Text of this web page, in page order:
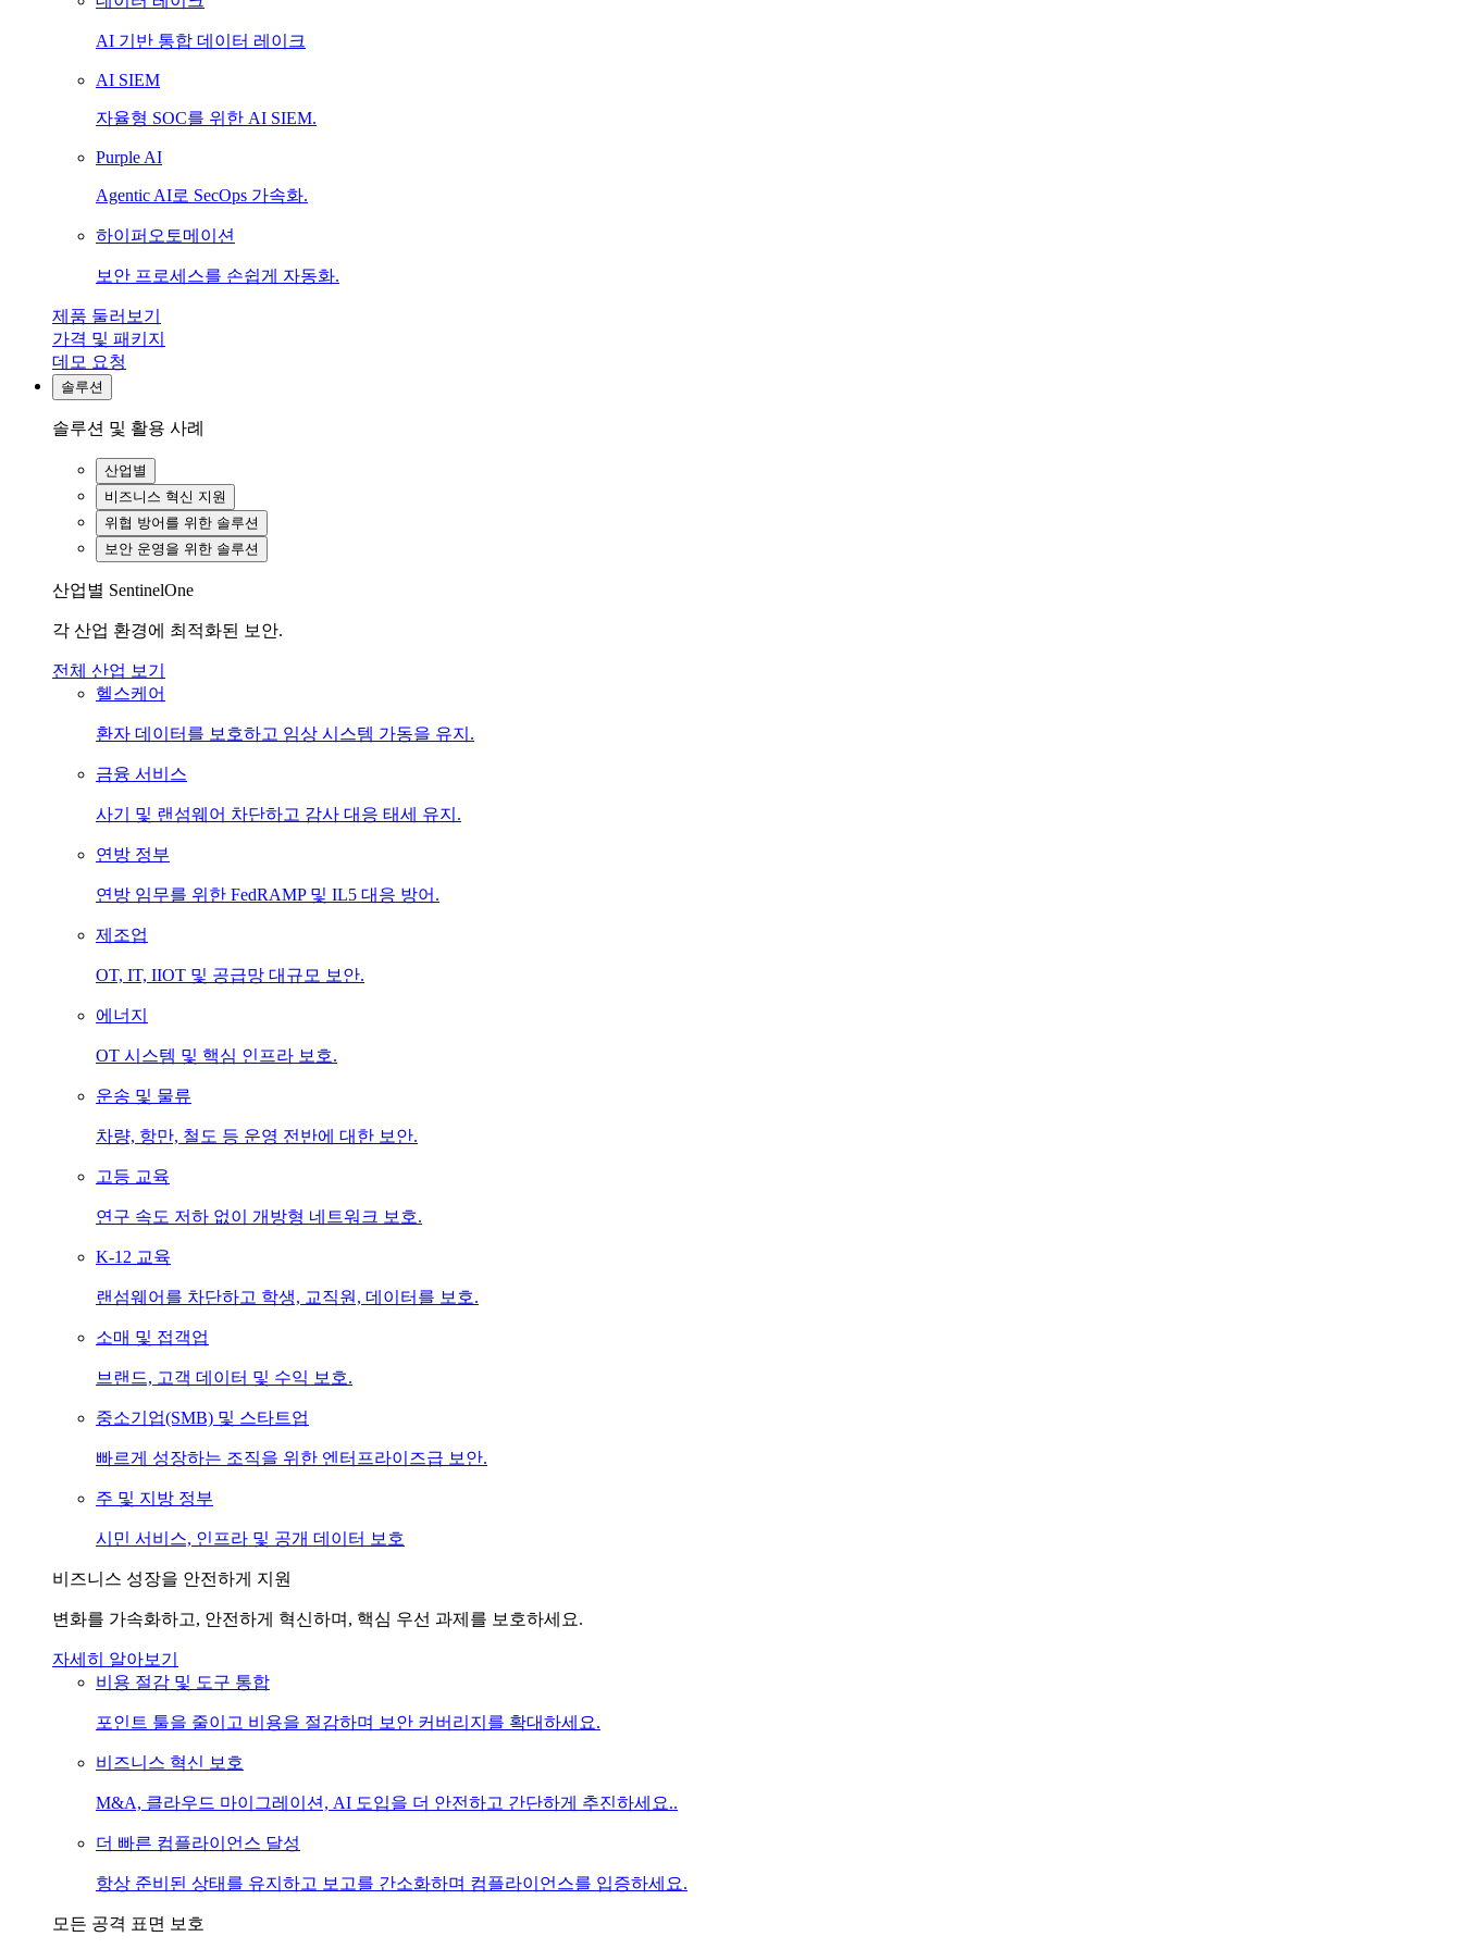
AI 기반 통합 데이터 레이크
AI SIEM
자율형 SOC를 위한 AI SIEM.
Purple AI
Agentic AI로 SecOps 가속화.
하이퍼오토메이션
보안 프로세스를 손쉽게 자동화.
제품 둘러보기
가격 및 패키지
데모 요청
솔루션
솔루션 및 활용 사례
산업별
비즈니스 혁신 지원
위협 방어를 위한 솔루션
보안 운영을 위한 솔루션
산업별 SentinelOne
각 산업 환경에 최적화된 보안.
전체 산업 보기
헬스케어
환자 데이터를 보호하고 임상 시스템 가동을 유지.
금융 서비스
사기 및 랜섬웨어 차단하고 감사 대응 태세 유지.
연방 정부
연방 임무를 위한 FedRAMP 및 IL5 대응 방어.
제조업
OT, IT, IIOT 및 공급망 대규모 보안.
에너지
OT 시스템 및 핵심 인프라 보호.
운송 및 물류
차량, 항만, 철도 등 운영 전반에 대한 보안.
고등 교육
연구 속도 저하 없이 개방형 네트워크 보호.
K-12 교육
랜섬웨어를 차단하고 학생, 교직원, 데이터를 보호.
소매 및 접객업
브랜드, 고객 데이터 및 수익 보호.
중소기업(SMB) 및 스타트업
빠르게 성장하는 조직을 위한 엔터프라이즈급 보안.
주 및 지방 정부
시민 서비스, 인프라 및 공개 데이터 보호
비즈니스 성장을 안전하게 지원
변화를 가속화하고, 안전하게 혁신하며, 핵심 우선 과제를 보호하세요.
자세히 알아보기
비용 절감 및 도구 통합
포인트 툴을 줄이고 비용을 절감하며 보안 커버리지를 확대하세요.
비즈니스 혁신 보호
M&A, 클라우드 마이그레이션, AI 도입을 더 안전하고 간단하게 추진하세요..
더 빠른 컴플라이언스 달성
항상 준비된 상태를 유지하고 보고를 간소화하며 컴플라이언스를 입증하세요.
모든 공격 표면 보호